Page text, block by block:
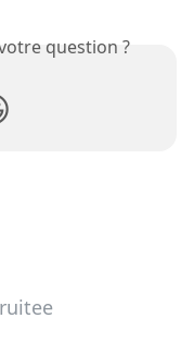
question ?